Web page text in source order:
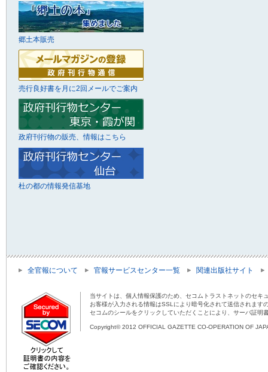
郷土本販売
売行良好書を月に2回メールでご案内
政府刊行物の販売、情報はこちら
杜の都の情報発信基地
全官報について 官報サービスセンター一覧 関連出版社サイト
当サイトは、個人情報保護のため、セコムトラストネットのセキ
お客様が入力される情報はSSLにより暗号化されて送信されま
セコムのシールをクリックしていただくことにより、サーバ証明
Copyright© 2012 OFFICIAL GAZETTE CO-OPERATION OF